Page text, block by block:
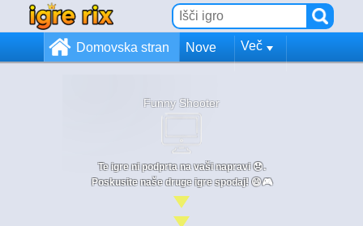
Domovska stran Nove Več
Funny Shooter
Te igre ni podprta na vaši napravi 😞.
Poskusite naše druge igre spodaj! 😄🎮